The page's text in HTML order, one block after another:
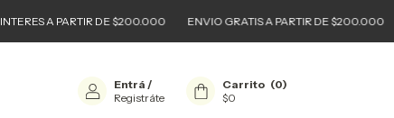
A PARTIR DE $200.000 ENVIO GRATIS A PARTIR DE $200.000
Entrá /
Registráte
Carrito (0)
$0